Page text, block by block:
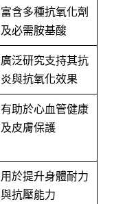
富含多種抗氧化劑
及必需胺基酸
廣泛研究支持其抗
炎與抗氧化效果
有助於心血管健康
及皮膚保護
用於提升身體耐力
與抗壓能力